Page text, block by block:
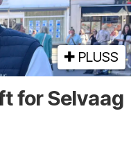
PLUSS
for Selvaag